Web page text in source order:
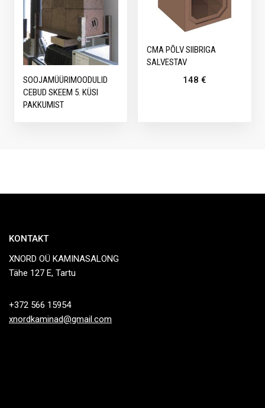
SOOJAMÜÜRIMOODULID
CEBUD SKEEM 5. KÜSI
PAKKUMIST
CMA PÕLV SIIBRIGA
SALVESTAV
148 €
KONTAKT
XNORD OÜ KAMINASALONG
Tähe 127 E, Tartu
+372 566 15954
xnordkaminad@gmail.com